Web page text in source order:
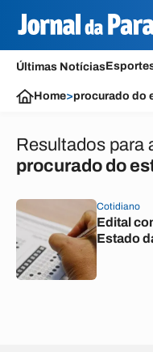
Últimas Notícias
Home>procurado do
Resultados para
procurado do
Cotidiano
Edital
Estado